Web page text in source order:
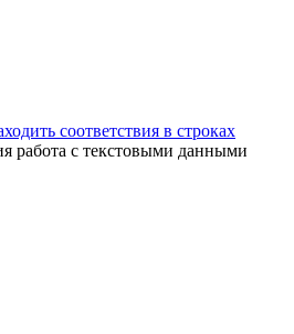
соответствия в строках
работа с текстовыми данными